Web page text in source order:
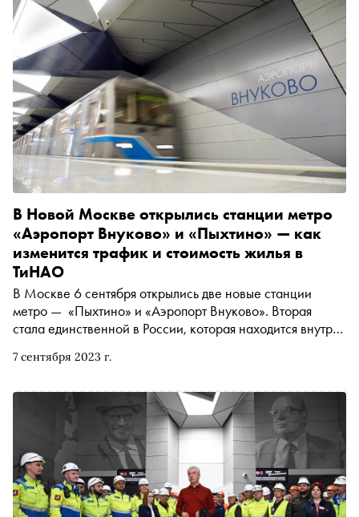
7 сентября 2023 г.
В Новой Москве открылись станции метро
«Аэропорт Внуково» и «Пыхтино» — как
изменится трафик и стоимость жилья в
ТиНАО
В Москве 6 сентября открылись две новые станции
метро — «Пыхтино» и «Аэропорт Внуково». Вторая
стала единственной в России, которая находится внутри
терминала воздушной гавани по подземному
повлияет на трафик подземки и стоимость жилья в округе